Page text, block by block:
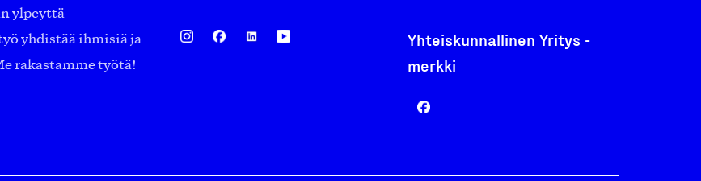
ylpeyttä
yhdistää ihmisiä ja
rakastamme työtä!
Yhteiskunnallinen Yritys -
merkki